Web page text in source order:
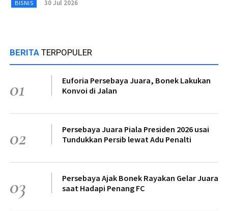
BISNIS 30 Jul 2026
BERITA TERPOPULER
01
Euforia Persebaya Juara, Bonek Lakukan
Konvoi di Jalan
02
Persebaya Juara Piala Presiden 2026 usai
Tundukkan Persib lewat Adu Penalti
03
Persebaya Ajak Bonek Rayakan Gelar Juara
saat Hadapi Penang FC